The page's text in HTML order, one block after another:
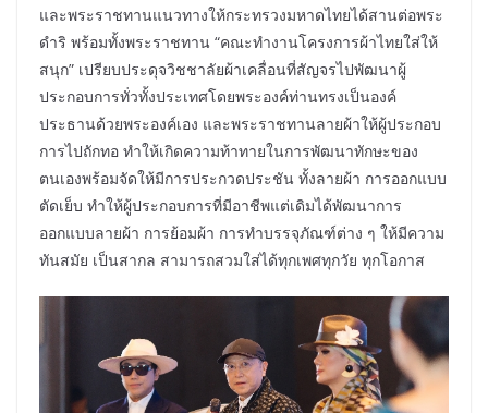
และพระราชทานแนวทางให้กระทรวงมหาดไทยได้สานต่อพระ
ดำริ พร้อมทั้งพระราชทาน “คณะทำงานโครงการผ้าไทยใส่ให้
สนุก” เปรียบประดุจวิชชาลัยผ้าเคลื่อนที่สัญจรไปพัฒนาผู้
ประกอบการทั่วทั้งประเทศโดยพระองค์ท่านทรงเป็นองค์
ประธานด้วยพระองค์เอง และพระราชทานลายผ้าให้ผู้ประกอบ
การไปถักทอ ทำให้เกิดความท้าทายในการพัฒนาทักษะของ
ตนเองพร้อมจัดให้มีการประกวดประชัน ทั้งลายผ้า การออกแบบ
ตัดเย็บ ทำให้ผู้ประกอบการที่มีอาชีพแต่เดิมได้พัฒนาการ
ออกแบบลายผ้า การย้อมผ้า การทำบรรจุภัณฑ์ต่าง ๆ ให้มีความ
ทันสมัย เป็นสากล สามารถสวมใส่ได้ทุกเพศทุกวัย ทุกโอกาส